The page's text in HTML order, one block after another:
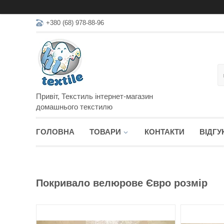
+380 (68) 978-88-96
Привіт, Текстиль інтернет-магазин
домашнього текстилю
ГОЛОВНА ТОВАРИ КОНТАКТИ
Покривало велюрове Євро розмір